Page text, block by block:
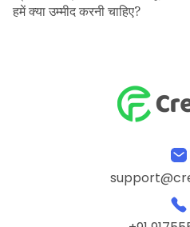
हमें क्या उम्मीद करनी चाहिए?